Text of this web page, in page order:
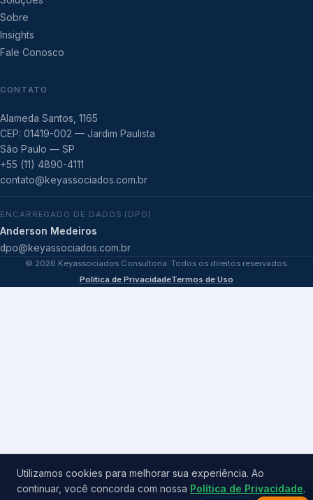
Sobre
Insights
Fale Conosco
CONTATO
Alameda Santos, 1165
CEP: 01419-002 — Jardim Paulista
São Paulo — SP
+55 (11) 4890-4111
contato@keyassociados.com.br
ENCARREGADO DE DADOS (DPO)
Anderson Medeiros
dpo@keyassociados.com.br
© 2026 Keyassociados Consultoria. Todos os direitos reservados.
Política de PrivacidadeTermos de Uso
Utilizamos cookies para melhorar sua experiência. Ao
continuar, você concorda com nossa Política de Privacidade.